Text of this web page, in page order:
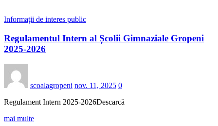
Informații de interes public
Regulamentul Intern al Școlii Gimnaziale Gropeni
2025-2026
scoalagropeni nov. 11, 2025 0
Regulament Intern 2025-2026Descarcă
mai multe